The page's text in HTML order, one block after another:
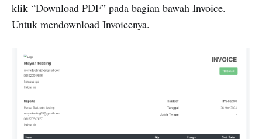
klik “Download PDF” pada bagian bawah Invoice.
Untuk mendownload Invoicenya.